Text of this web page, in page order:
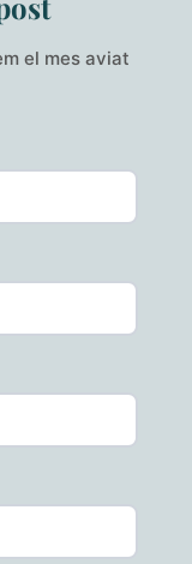
el mes aviat